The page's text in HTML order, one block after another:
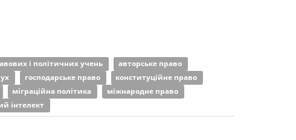
і політичних учень
авторське право
господарське право
конституційне право
міграційна політика
міжнародне право
інтелект